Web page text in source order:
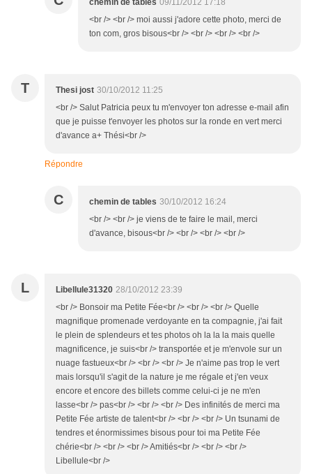
chemin de tables 09/11/2012 17:18
<br /> <br /> moi aussi j'adore cette photo, merci de
ton com, gros bisous<br /> <br /> <br /> <br />
T Thesi jost 30/10/2012 11:25
<br /> Salut Patricia peux tu m'envoyer ton adresse e-mail afin
que je puisse t'envoyer les photos sur la ronde en vert merci
d'avance a+ Thési<br />
Répondre
C chemin de tables 30/10/2012 16:24
<br /> <br /> je viens de te faire le mail, merci
d'avance, bisous<br /> <br /> <br /> <br />
L Libellule31320 28/10/2012 23:39
<br /> Bonsoir ma Petite Fée<br /> <br /> <br /> Quelle
magnifique promenade verdoyante en ta compagnie, j'ai fait
le plein de splendeurs et tes photos oh la la la mais quelle
magnificence, je suis<br /> transportée et je m'envole sur un
nuage fastueux<br /> <br /> <br /> Je n'aime pas trop le vert
mais lorsqu'il s'agit de la nature je me régale et j'en veux
encore et encore des billets comme celui-ci je ne m'en
lasse<br /> pas<br /> <br /> <br /> Des infinités de merci ma
Petite Fée artiste de talent<br /> <br /> <br /> Un tsunami de
tendres et énormissimes bisous pour toi ma Petite Fée
chérie<br /> <br /> <br /> Amitiés<br /> <br /> <br />
Libellule<br />